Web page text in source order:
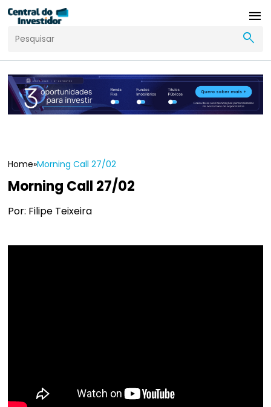
menu
search
Home»Morning Call 27/02
Morning Call 27/02
Por: Filipe Teixeira